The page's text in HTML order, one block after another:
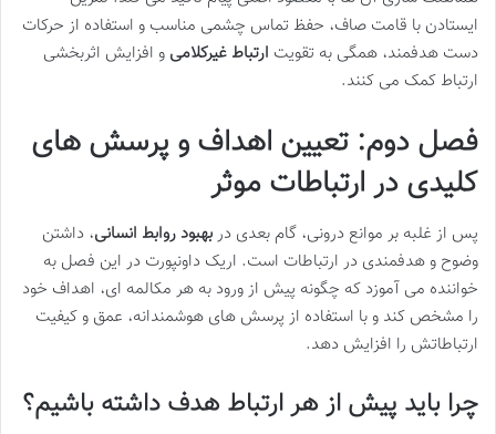
ایستادن با قامت صاف، حفظ تماس چشمی مناسب و استفاده از حرکات
دست هدفمند، همگی به تقویت ارتباط غیرکلامی و افزایش اثربخشی
ارتباط کمک می کنند.
فصل دوم: تعیین اهداف و پرسش های
کلیدی در ارتباطات موثر
پس از غلبه بر موانع درونی، گام بعدی دربهبود روابط انسانی، داشتن
وضوح و هدفمندی در ارتباطات است. اریک داونپورت در این فصل به
خواننده می آموزد که چگونه پیش از ورود به هر مکالمه ای، اهداف خود
را مشخص کند و با استفاده از پرسش های هوشمندانه، عمق و کیفیت
ارتباطاتش را افزایش دهد.
چرا باید پیش از هر ارتباط هدف داشته باشیم؟